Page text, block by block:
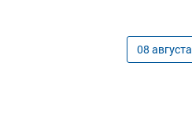
08 августа